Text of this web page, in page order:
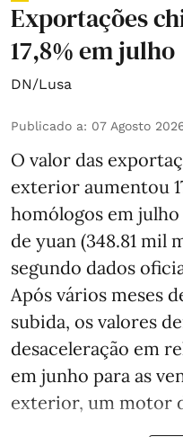
Exportações
17,8% em julho
DN/Lusa
Publicado a: 07 Agosto
O valor das
exterior aumentou
homólogos em julho
de yuan (348.81 mil
segundo dados
Após vários meses
subida, os valores
desaceleração em
em junho para as
exterior, um motor